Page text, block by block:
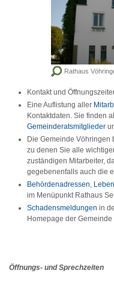
Rathaus
Kontakt und
Eine Auflistung aller
Kontaktdaten. Sie finden
Gemeinderatsmitglieder
Die Gemeinde Vöhringen
zu denen Sie alle
zuständigen Mitarbeiter,
gegebenenfalls auch die
Behördenadressen,
im Menüpunkt Rathaus
Schadensmeldungen in
Homepage der
Öffnungs- und Sprechzeiten